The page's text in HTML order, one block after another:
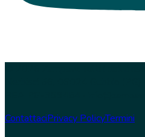
ContattaciPrivacy PolicyTermini